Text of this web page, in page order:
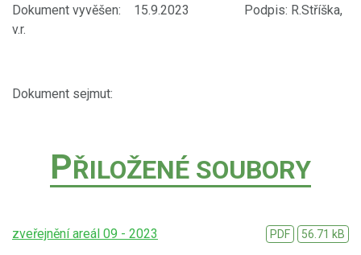
Dokument vyvěšen: 15.9.2023 Podpis: R.Stříška,
v.r.
Dokument sejmut:
PŘILOŽENÉ SOUBORY
zveřejnění areál 09 - 2023 PDF 56.71 kB